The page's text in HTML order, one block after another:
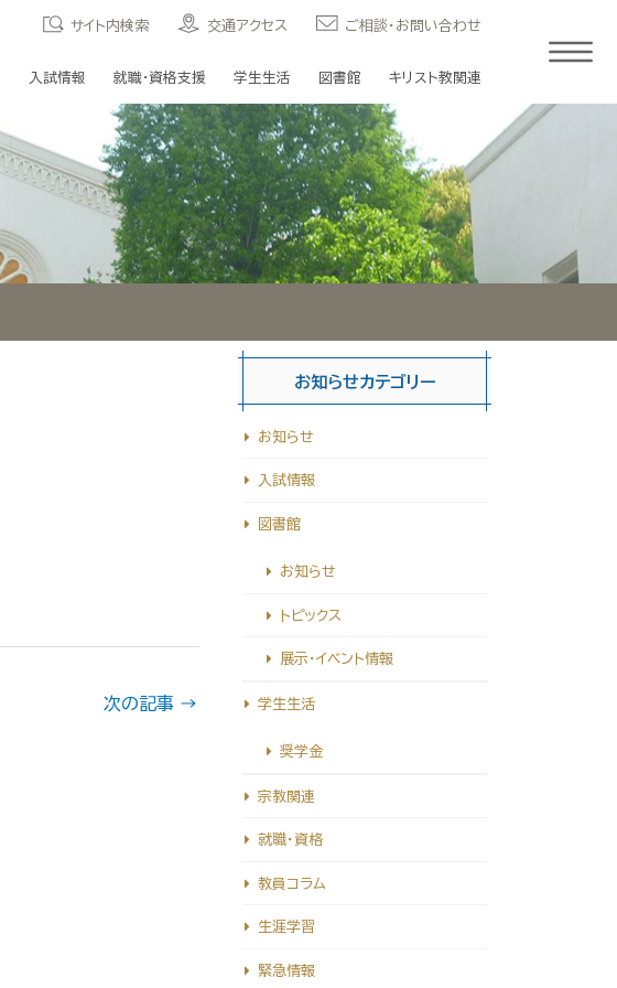
入試情報 就職・資格支援 学生生活 図書館 キリスト教関連
サイト内検索 交通アクセス ご相談・お問い合わせ
次の記事 →
お知らせカテゴリー
お知らせ
入試情報
図書館
お知らせ
トピックス
展示・イベント情報
学生生活
奨学金
宗教関連
就職・資格
教員コラム
生涯学習
緊急情報